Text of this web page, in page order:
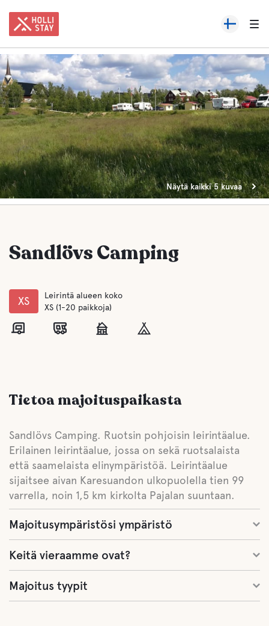
Näytä kaikki 5 kuvaa
Sandlövs Camping
XS
Leirintä alueen koko
XS (1-20 paikkoja)
Tietoa majoituspaikasta
Sandlövs Camping. Ruotsin pohjoisin leirintäalue.
Erilainen leirintäalue, jossa on sekä ruotsalaista
että saamelaista elinympäristöä. Leirintäalue
sijaitsee aivan Karesuandon ulkopuolella tien 99
varrella, noin 1,5 km kirkolta Pajalan suuntaan.
Majoitusympäristösi ympäristö
Keitä vieraamme ovat?
Majoitus tyypit